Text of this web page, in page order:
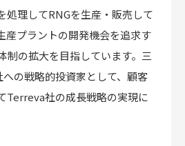
処理してRNGを生産・販売して
産プラントの開発機会を追求す
制の拡大を目指しています。三
の戦略的投資家として、顧客
Terreva社の成長戦略の実現に